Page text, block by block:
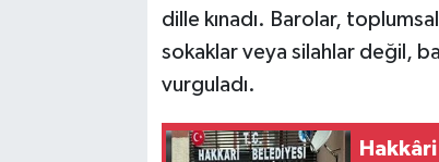
dille kınadı. Barolar,
sokaklar veya silahlar değil,
vurguladı.